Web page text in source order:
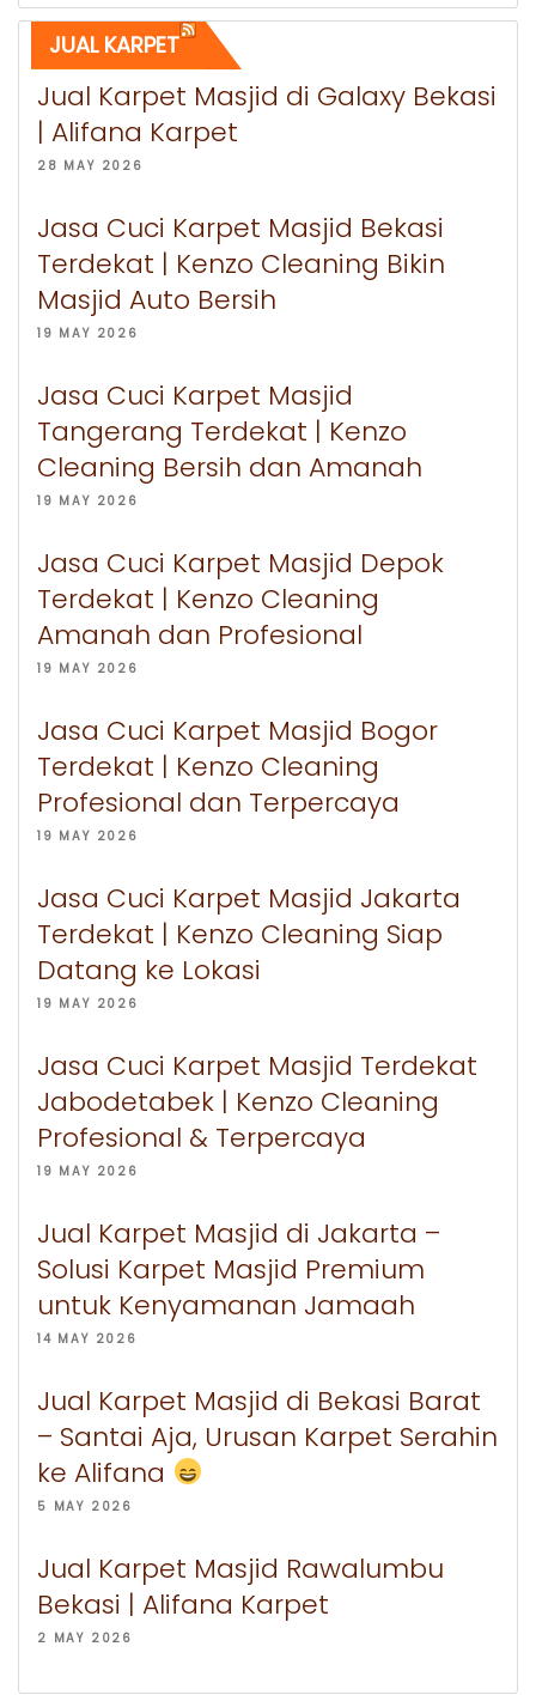
JUAL KARPET
Jual Karpet Masjid di Galaxy Bekasi
| Alifana Karpet
28 MAY 2026
Jasa Cuci Karpet Masjid Bekasi
Terdekat | Kenzo Cleaning Bikin
Masjid Auto Bersih
19 MAY 2026
Jasa Cuci Karpet Masjid
Tangerang Terdekat | Kenzo
Cleaning Bersih dan Amanah
19 MAY 2026
Jasa Cuci Karpet Masjid Depok
Terdekat | Kenzo Cleaning
Amanah dan Profesional
19 MAY 2026
Jasa Cuci Karpet Masjid Bogor
Terdekat | Kenzo Cleaning
Profesional dan Terpercaya
19 MAY 2026
Jasa Cuci Karpet Masjid Jakarta
Terdekat | Kenzo Cleaning Siap
Datang ke Lokasi
19 MAY 2026
Jasa Cuci Karpet Masjid Terdekat
Jabodetabek | Kenzo Cleaning
Profesional & Terpercaya
19 MAY 2026
Jual Karpet Masjid di Jakarta –
Solusi Karpet Masjid Premium
untuk Kenyamanan Jamaah
14 MAY 2026
Jual Karpet Masjid di Bekasi Barat
– Santai Aja, Urusan Karpet Serahin
ke Alifana
5 MAY 2026
Jual Karpet Masjid Rawalumbu
Bekasi | Alifana Karpet
2 MAY 2026